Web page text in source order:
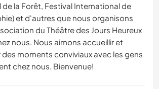
de la Forêt, Festival International de
et d'autres que nous organisons
du Théâtre des Jours Heureux
nous. Nous aimons accueillir et
moments conviviaux avec les gens
chez nous. Bienvenue!